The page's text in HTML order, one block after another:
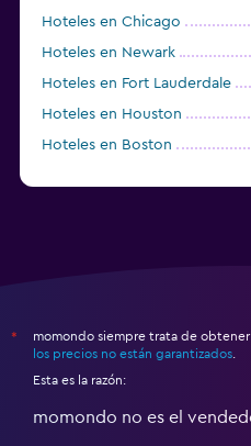
Hoteles en Chicago
Hoteles en Newark
Hoteles en Fort Lauderdale
Hoteles en Houston
Hoteles en Boston
*
momondo siempre trata de
los precios no están garantizados
Esta es la razón:
momondo no es el